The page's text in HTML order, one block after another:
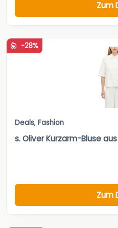
Zum
-28%
Deals, Fashion
s. Oliver Kurzarm-Bluse
Zum